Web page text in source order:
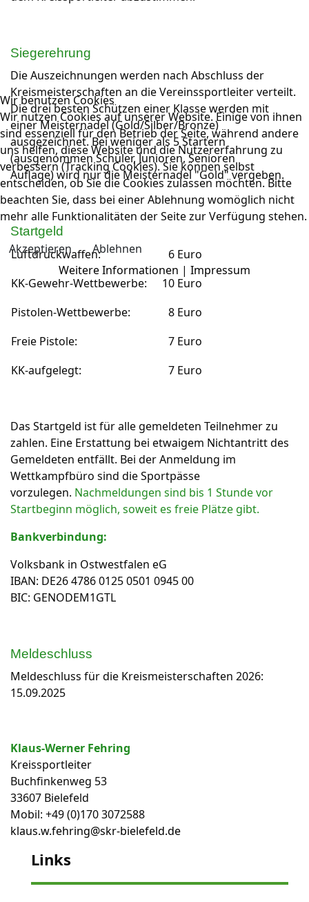
Siegerehrung
Die Auszeichnungen werden nach Abschluss der
Kreismeisterschaften an die Vereinssportleiter verteilt.
Die drei besten Schützen einer Klasse werden mit
einer Meisternadel (Gold/Silber/Bronze)
ausgezeichnet. Bei weniger als 5 Startern
(ausgenommen Schüler, Junioren, Senioren
Auflage) wird nur die Meisternadel "Gold" vergeben.
Startgeld
Luftdruckwaffen:
6 Euro
KK-Gewehr-Wettbewerbe:
10 Euro
Pistolen-Wettbewerbe:
8 Euro
Freie Pistole:
7 Euro
KK-aufgelegt:
7 Euro
Das Startgeld ist für alle gemeldeten Teilnehmer zu
zahlen. Eine Erstattung bei etwaigem Nichtantritt des
Gemeldeten entfällt. Bei der Anmeldung im
Wettkampfbüro sind die Sportpässe
vorzulegen. Nachmeldungen sind bis 1 Stunde vor
Startbeginn möglich, soweit es freie Plätze gibt.
Bankverbindung:
Volksbank in Ostwestfalen eG
IBAN: DE26 4786 0125 0501 0945 00
BIC: GENODEM1GTL
Meldeschluss
Meldeschluss für die Kreismeisterschaften 2026:
15.09.2025
Klaus-Werner Fehring
Kreissportleiter
Buchfinkenweg 53
33607 Bielefeld
Mobil: +49 (0)170 3072588
klaus.w.fehring@skr-bielefeld.de
Links
Wir benutzen Cookies
Wir nutzen Cookies auf unserer Website. Einige von ihnen
sind essenziell für den Betrieb der Seite, während andere
uns helfen, diese Website und die Nutzererfahrung zu
verbessern (Tracking Cookies). Sie können selbst
entscheiden, ob Sie die Cookies zulassen möchten. Bitte
beachten Sie, dass bei einer Ablehnung womöglich nicht
mehr alle Funktionalitäten der Seite zur Verfügung stehen.
Akzeptieren
Ablehnen
Weitere Informationen | Impressum